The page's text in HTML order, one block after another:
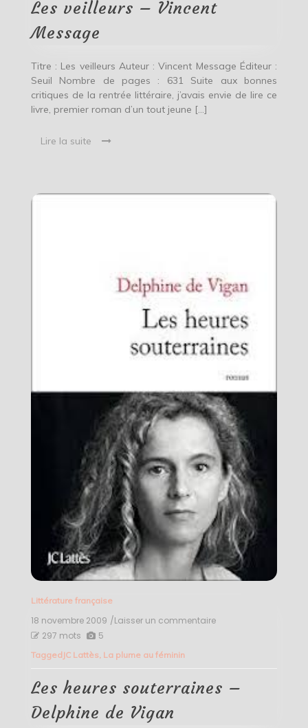
Les veilleurs – Vincent
Message
Titre : Les veilleurs Auteur : Vincent Message Éditeur :
Seuil Nombre de pages : 631 Suite aux bonnes
critiques de la rentrée littéraire, j’avais envie de lire ce
livre, premier roman d’un tout jeune […]
Lire la suite
Littérature française
18 novembre 2009 /Laisser un commentaireon
de
297 mots 5
Tagged JC Lattès, La plume au féminin
Les heures souterraines –
Delphine de Vigan